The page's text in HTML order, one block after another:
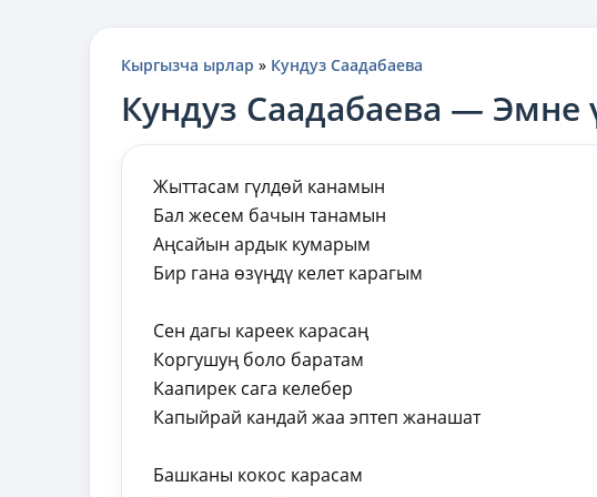
Кыргызча ырлар » Кундуз Саадабаева
Кундуз Саадабаева — Эмне
Жыттасам гүлдөй канамын
Бал жесем бачын танамын
Аңсайын ардык кумарым
Бир гана өзүңдү келет карагым
Сен дагы кареек карасаң
Коргушуң боло баратам
Каапирек сага келебер
Капыйрай кандай жаа эптеп жанашат
Башканы кокос карасам